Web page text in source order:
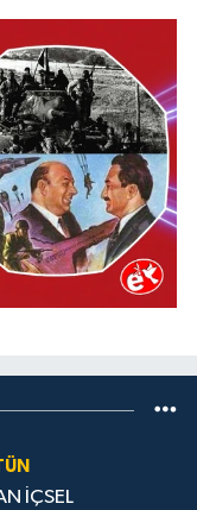
İÇSEL